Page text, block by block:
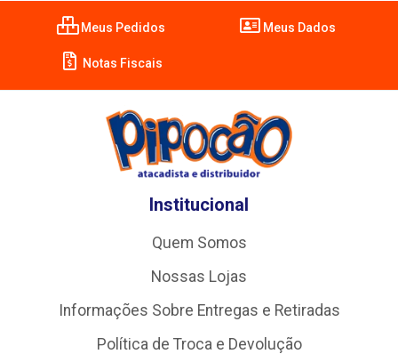
Meus Pedidos Meus Dados
Notas Fiscais
Institucional
Quem Somos
Nossas Lojas
Informações Sobre Entregas e Retiradas
Política de Troca e Devolução